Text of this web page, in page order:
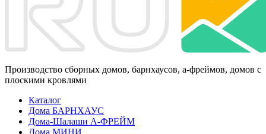
Производство сборных домов, барнхаусов, а-фреймов, домов с
плоскими кровлями
Каталог
Дома БАРНХАУС
Дома-Шалаши А-ФРЕЙМ
Дома МИНИ